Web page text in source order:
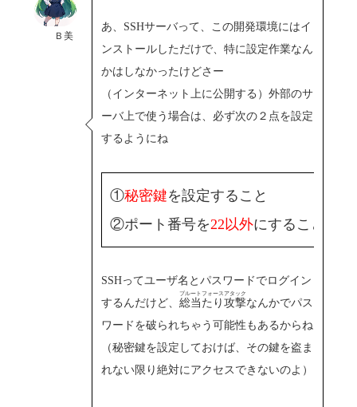
Ｂ美
あ、SSHサーバって、この開発環境にはイ
ンストールしただけで、特に設定作業なん
かはしなかったけどさー
（インターネット上に公開する）外部のサ
ーバ上で使う場合は、必ず次の２点を設定
するようにね
①秘密鍵を設定すること
②ポート番号を22以外にすること
SSHってユーザ名とパスワードでログイン
するんだけど、 総当たり攻撃
ブルートフォースアタック
なんかでパス
ワードを破られちゃう可能性もあるからね
（秘密鍵を設定しておけば、その鍵を盗ま
れない限り絶対にアクセスできないのよ）